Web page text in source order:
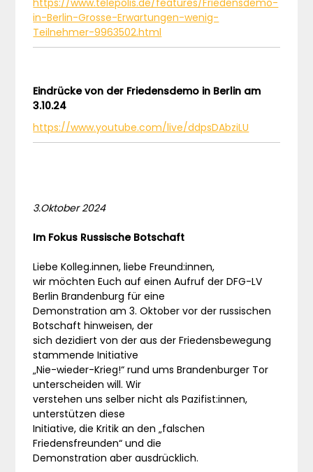
https://www.telepolis.de/features/Friedensdemo-
in-Berlin-Grosse-Erwartungen-wenig-
Teilnehmer-9963502.html
Eindrücke von der Friedensdemo in Berlin am
3.10.24
https://www.youtube.com/live/ddpsDAbziLU
3.Oktober 2024
Im Fokus Russische Botschaft
Liebe Kolleg.innen, liebe Freund:innen,
wir möchten Euch auf einen Aufruf der DFG-LV
Berlin Brandenburg für eine
Demonstration am 3. Oktober vor der russischen
Botschaft hinweisen, der
sich dezidiert von der aus der Friedensbewegung
stammende Initiative
„Nie-wieder-Krieg!“ rund ums Brandenburger Tor
unterscheiden will. Wir
verstehen uns selber nicht als Pazifist:innen,
unterstützen diese
Initiative, die Kritik an den „falschen
Friedensfreunden“ und die
Demonstration aber ausdrücklich.